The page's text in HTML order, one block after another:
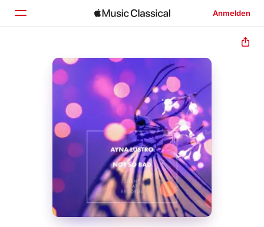
Anmelden
Startseite
Entdecken
Suchen